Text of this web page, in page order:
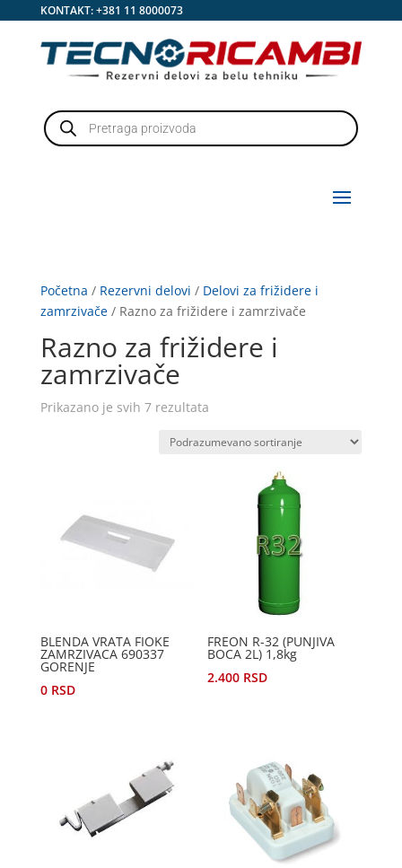
KONTAKT:+381 11 8000073
Products
search
Početna / Rezervni delovi / Delovi za frižidere i
zamrzivače/ Razno za frižidere i zamrzivače
Razno za frižidere i
zamrzivače
Prikazano je svih 7 rezultata
BLENDA VRATA FIOKE
ZAMRZIVACA 690337
GORENJE
0 RSD
FREON R-32 (PUNJIVA
BOCA 2L) 1,8kg
2.400 RSD